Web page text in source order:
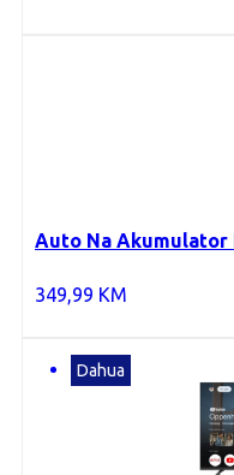
Auto Na Akumulator
349,99 KM
Dahua